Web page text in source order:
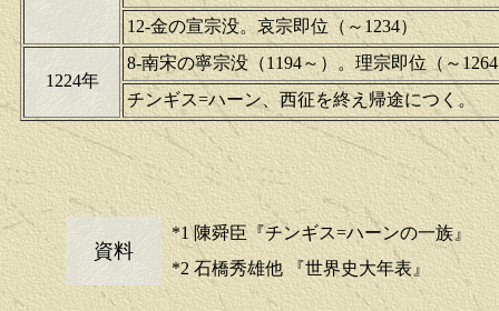
12-金の宣宗没。哀宗即位（～1234）
1224年
8-南宋の寧宗没（1194～）。理宗即位（～
チンギス=ハーン、西征を終え帰途につく。
資料
*1 陳舜臣『チンギス=ハーンの一族』
*2 石橋秀雄他 『世界史大年表』